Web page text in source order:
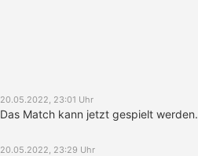
20.05.2022, 23:01 Uhr
Das Match kann jetzt gespielt werden.
20.05.2022, 23:29 Uhr